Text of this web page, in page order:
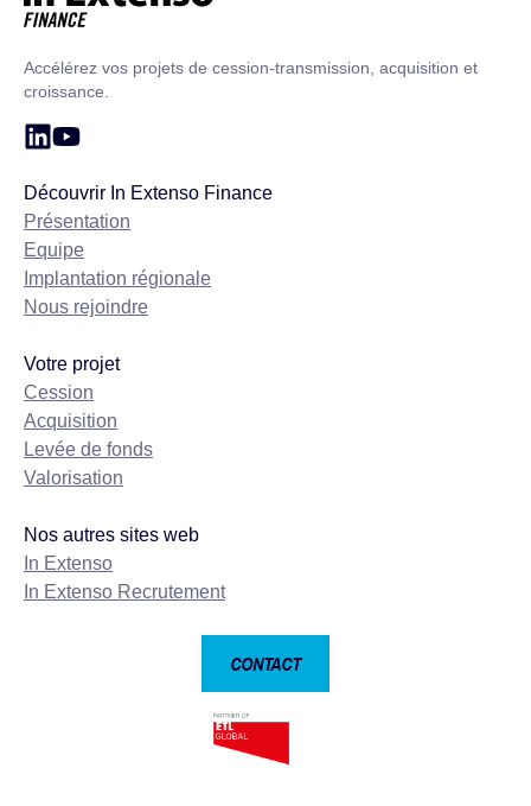
Accélérez vos projets de cession-transmission, acquisition et
croissance.
Découvrir In Extenso Finance
Présentation
Equipe
Implantation régionale
Nous rejoindre
Votre projet
Cession
Acquisition
Levée de fonds
Valorisation
Nos autres sites web
In Extenso
In Extenso Recrutement
CONTACT